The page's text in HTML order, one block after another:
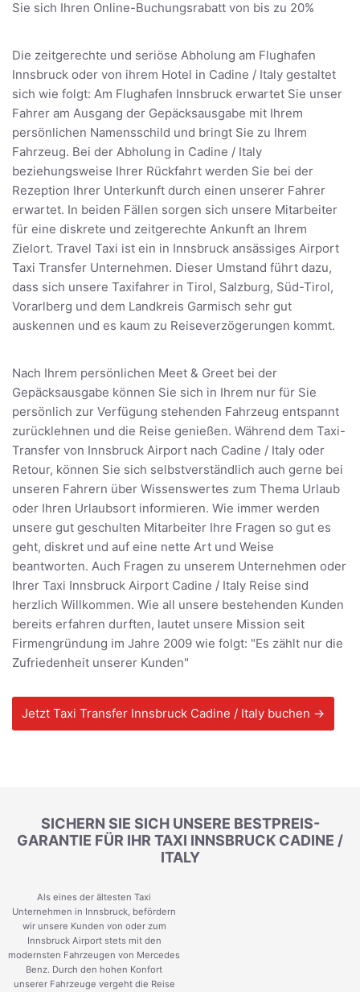
Sie sich Ihren Online-Buchungsrabatt von bis zu 20%
Die zeitgerechte und seriöse Abholung am Flughafen
Innsbruck oder von ihrem Hotel in Cadine / Italy gestaltet
sich wie folgt: Am Flughafen Innsbruck erwartet Sie unser
Fahrer am Ausgang der Gepäcksausgabe mit Ihrem
persönlichen Namensschild und bringt Sie zu Ihrem
Fahrzeug. Bei der Abholung in Cadine / Italy
beziehungsweise Ihrer Rückfahrt werden Sie bei der
Rezeption Ihrer Unterkunft durch einen unserer Fahrer
erwartet. In beiden Fällen sorgen sich unsere Mitarbeiter
für eine diskrete und zeitgerechte Ankunft an Ihrem
Zielort. Travel Taxi ist ein in Innsbruck ansässiges Airport
Taxi Transfer Unternehmen. Dieser Umstand führt dazu,
dass sich unsere Taxifahrer in Tirol, Salzburg, Süd-Tirol,
Vorarlberg und dem Landkreis Garmisch sehr gut
auskennen und es kaum zu Reiseverzögerungen kommt.
Nach Ihrem persönlichen Meet & Greet bei der
Gepäcksausgabe können Sie sich in Ihrem nur für Sie
persönlich zur Verfügung stehenden Fahrzeug entspannt
zurücklehnen und die Reise genießen. Während dem Taxi-
Transfer von Innsbruck Airport nach Cadine / Italy oder
Retour, können Sie sich selbstverständlich auch gerne bei
unseren Fahrern über Wissenswertes zum Thema Urlaub
oder Ihren Urlaubsort informieren. Wie immer werden
unsere gut geschulten Mitarbeiter Ihre Fragen so gut es
geht, diskret und auf eine nette Art und Weise
beantworten. Auch Fragen zu unserem Unternehmen oder
Ihrer Taxi Innsbruck Airport Cadine / Italy Reise sind
herzlich Willkommen. Wie all unsere bestehenden Kunden
bereits erfahren durften, lautet unsere Mission seit
Firmengründung im Jahre 2009 wie folgt: "Es zählt nur die
Zufriedenheit unserer Kunden"
Jetzt Taxi Transfer Innsbruck Cadine / Italy buchen →
SICHERN SIE SICH UNSERE BESTPREIS-
GARANTIE FÜR IHR TAXI INNSBRUCK CADINE /
ITALY
Als eines der ältesten Taxi
Unternehmen in Innsbruck, befördern
wir unsere Kunden von oder zum
Innsbruck Airport stets mit den
modernsten Fahrzeugen von Mercedes
Benz. Durch den hohen Konfort
unserer Fahrzeuge vergeht die Reise